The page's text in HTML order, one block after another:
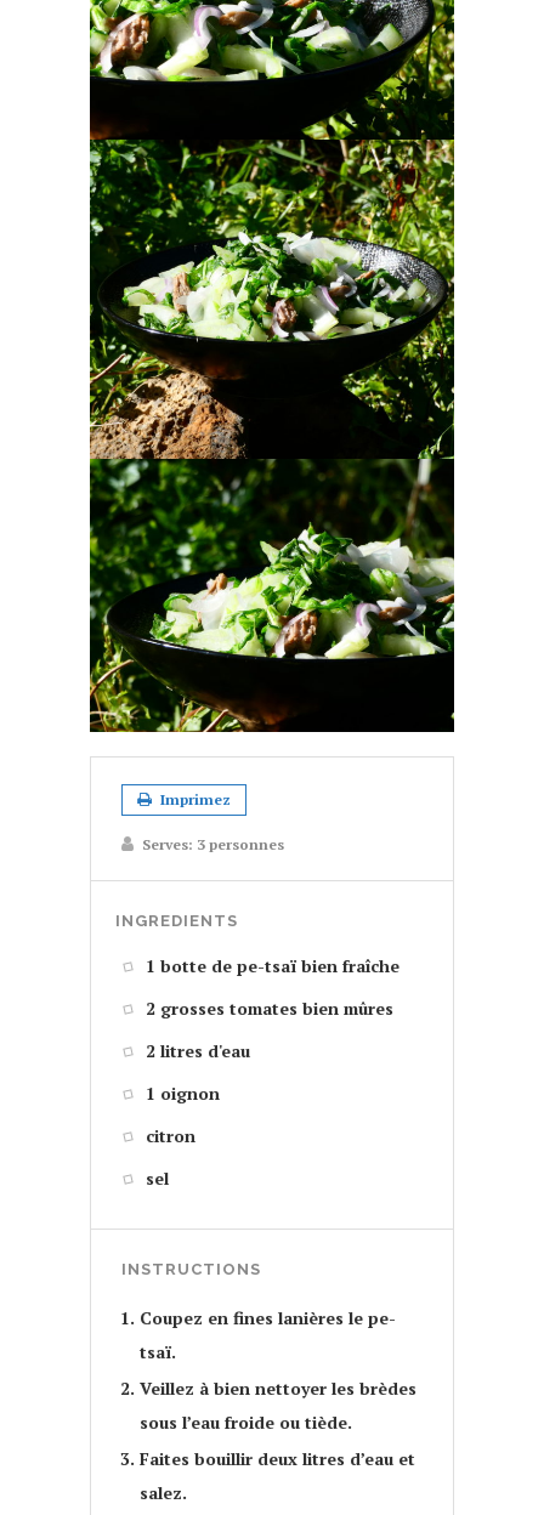
Imprimez
Serves: 3 personnes
INGREDIENTS
1 botte de pe-tsaï bien fraîche
2 grosses tomates bien mûres
2 litres d'eau
1 oignon
citron
sel
INSTRUCTIONS
Coupez en fines lanières le pe-
tsaï.
Veillez à bien nettoyer les brèdes
sous l’eau froide ou tiède.
Faites bouillir deux litres d’eau et
salez.